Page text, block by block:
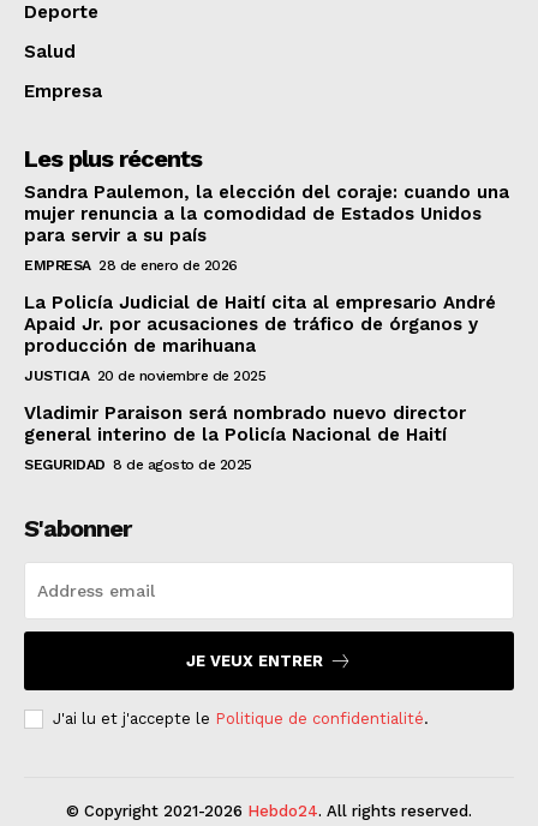
Deporte
Salud
Empresa
Les plus récents
Sandra Paulemon, la elección del coraje: cuando una
mujer renuncia a la comodidad de Estados Unidos
para servir a su país
EMPRESA 28 de enero de 2026
La Policía Judicial de Haití cita al empresario André
Apaid Jr. por acusaciones de tráfico de órganos y
producción de marihuana
JUSTICIA 20 de noviembre de 2025
Vladimir Paraison será nombrado nuevo director
general interino de la Policía Nacional de Haití
SEGURIDAD 8 de agosto de 2025
S'abonner
JE VEUX ENTRER
J'ai lu et j'accepte le Politique de confidentialité.
© Copyright 2021-2026 Hebdo24. All rights reserved.